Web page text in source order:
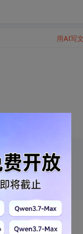
用AI写